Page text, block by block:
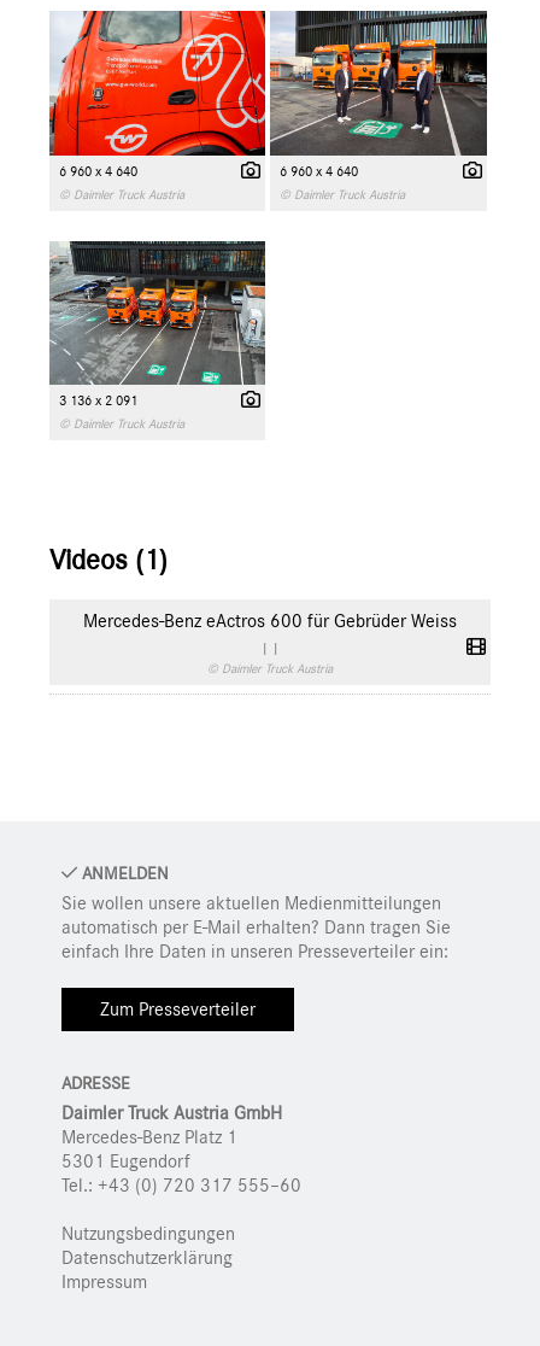
6 960 x 4 640
© Daimler Truck Austria
6 960 x 4 640
© Daimler Truck Austria
3 136 x 2 091
© Daimler Truck Austria
Videos (1)
Mercedes-Benz eActros 600 für Gebrüder Weiss
© Daimler Truck Austria
ANMELDEN
Sie wollen unsere aktuellen Medienmitteilungen
automatisch per E-Mail erhalten? Dann tragen Sie
einfach Ihre Daten in unseren Presseverteiler ein:
Zum Presseverteiler
ADRESSE
Daimler Truck Austria GmbH
Mercedes-Benz Platz 1
5301 Eugendorf
Tel.: +43 (0) 720 317 555–60
Nutzungsbedingungen
Datenschutzerklärung
Impressum